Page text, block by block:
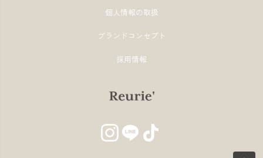
個人情報の取扱
ブランドコンセプト
採用情報